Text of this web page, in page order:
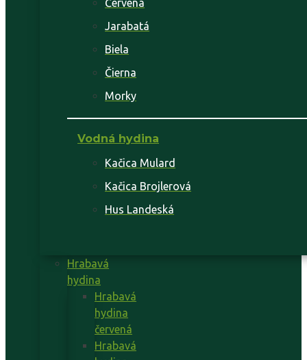
Červená
Jarabatá
Biela
Čierna
Morky
Vodná hydina
Kačica Mulard
Kačica Brojlerová
Hus Landeská
Hrabavá
hydina
Hrabavá
hydina
červená
Hrabavá